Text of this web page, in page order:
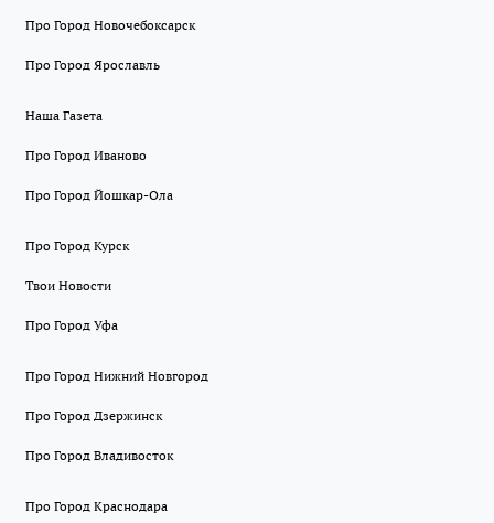
Про Город Новочебоксарск
Про Город Ярославль
Наша Газета
Про Город Иваново
Про Город Йошкар-Ола
Про Город Курск
Твои Новости
Про Город Уфа
Про Город Нижний Новгород
Про Город Дзержинск
Про Город Владивосток
Про Город Краснодара